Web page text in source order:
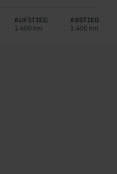
AUFSTIEG
1.400 hm
ABSTIEG
1.400 hm